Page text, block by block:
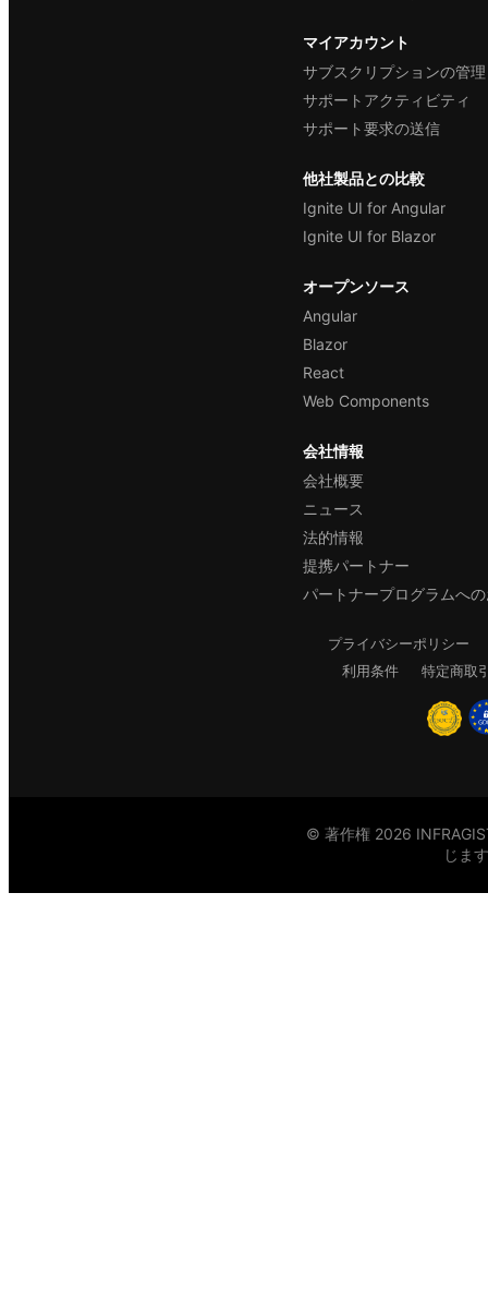
マイアカウント
サブスクリプションの管理
サポートアクティビティ
サポート要求の送信
他社製品との比較
Ignite UI for Angular
Ignite UI for Blazor
オープンソース
Angular
Blazor
React
Web Components
会社情報
会社概要
ニュース
法的情報
提携パートナー
パートナープログラムへ
プライバシーポリシー
利用条件
特定商取
© 著作権 2026
じます